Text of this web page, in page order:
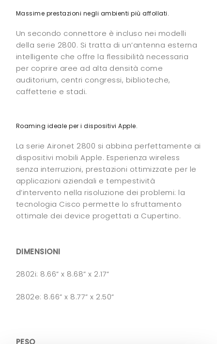
Massime prestazioni negli ambienti più affollati.
Un secondo connettore è incluso nei modelli
della serie 2800. Si tratta di un’antenna esterna
intelligente che offre la flessibilità necessaria
per coprire aree ad alta densità come
auditorium, centri congressi, biblioteche,
caffetterie e stadi.
Roaming ideale per i dispositivi Apple.
La serie Aironet 2800 si abbina perfettamente ai
dispositivi mobili Apple. Esperienza wireless
senza interruzioni, prestazioni ottimizzate per le
applicazioni aziendali e tempestività
d’intervento nella risoluzione dei problemi: la
tecnologia Cisco permette lo sfruttamento
ottimale dei device progettati a Cupertino.
DIMENSIONI
2802i: 8.66” x 8.68” x 2.17”
2802e: 8.66” x 8.77” x 2.50”
PESO